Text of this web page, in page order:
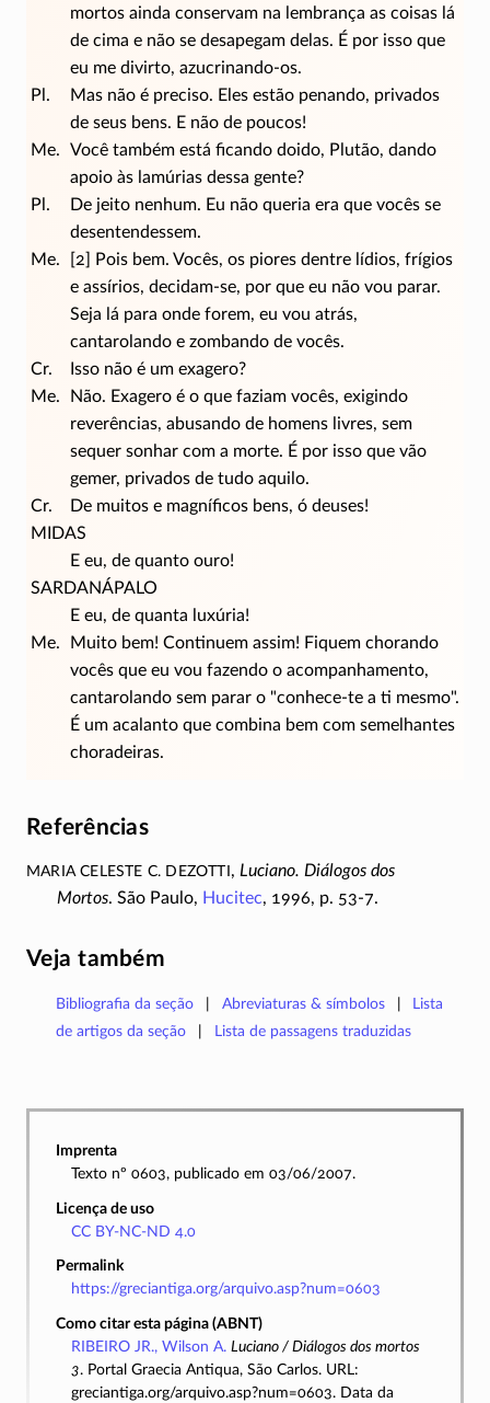
mortos ainda conservam na lembrança as coisas lá
de cima e não se desapegam delas. É por isso que
eu me divirto, azucrinando-os.
Pl.
Mas não é preciso. Eles estão penando, privados
de seus bens. E não de poucos!
Me.
Você também está ficando doido, Plutão, dando
apoio às lamúrias dessa gente?
Pl.
De jeito nenhum. Eu não queria era que vocês se
desentendessem.
Me.
[2] Pois bem. Vocês, os piores dentre lídios, frígios
e assírios, decidam-se, por que eu não vou parar.
Seja lá para onde forem, eu vou atrás,
cantarolando e zombando de vocês.
Cr.
Isso não é um exagero?
Me.
Não. Exagero é o que faziam vocês, exigindo
reverências, abusando de homens livres, sem
sequer sonhar com a morte. É por isso que vão
gemer, privados de tudo aquilo.
Cr.
De muitos e magníficos bens, ó deuses!
MIDAS
E eu, de quanto ouro!
SARDANÁPALO
E eu, de quanta luxúria!
Me.
Muito bem! Continuem assim! Fiquem chorando
vocês que eu vou fazendo o acompanhamento,
cantarolando sem parar o
conhece-te a ti mesmo .
É um acalanto que combina bem com semelhantes
choradeiras.
Referências
Maria Celeste C. Dezotti, Luciano. Diálogos dos
Mortos. São Paulo, Hucitec, 1996, p. 53-7.
Veja também
Bibliografia da seção Abreviaturas & símbolos
Lista
de artigos da seção
Lista de passagens traduzidas
Imprenta
Texto nº 0603, publicado em 03/06/2007.
Licença de uso
CC BY-NC-ND 4.0
Permalink
https://greciantiga.org/arquivo.asp?num=0603
Como citar esta página (ABNT)
RIBEIRO JR., Wilson A. Luciano / Diálogos dos mortos
3. Portal Graecia Antiqua, São Carlos. URL:
greciantiga.org/arquivo.asp?num=0603. Data da